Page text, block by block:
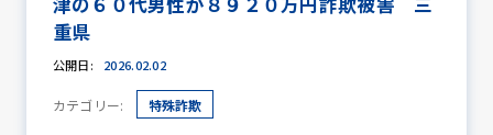
防犯活動ニュース
重県
公開日: 2026.02.02
カテゴリー: 特殊詐欺